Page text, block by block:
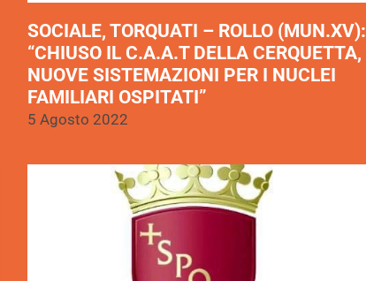
SOCIALE, TORQUATI – ROLLO (MUN.XV):
“CHIUSO IL C.A.A.T DELLA CERQUETTA,
NUOVE SISTEMAZIONI PER I NUCLEI
FAMILIARI OSPITATI”
5 Agosto 2022